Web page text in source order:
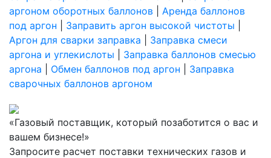
аргоном оборотных баллонов
Аренда баллонов
под аргон
Заправить аргон высокой чистоты
Аргон для сварки заправка
Заправка смеси
аргона и углекислоты
Заправка баллонов смесью
аргона
Обмен баллонов под аргон
Заправка
сварочных баллонов аргоном
«Газовый поставщик, который позаботится о вас и
вашем бизнесе!»
Запросите расчет поставки технических газов и